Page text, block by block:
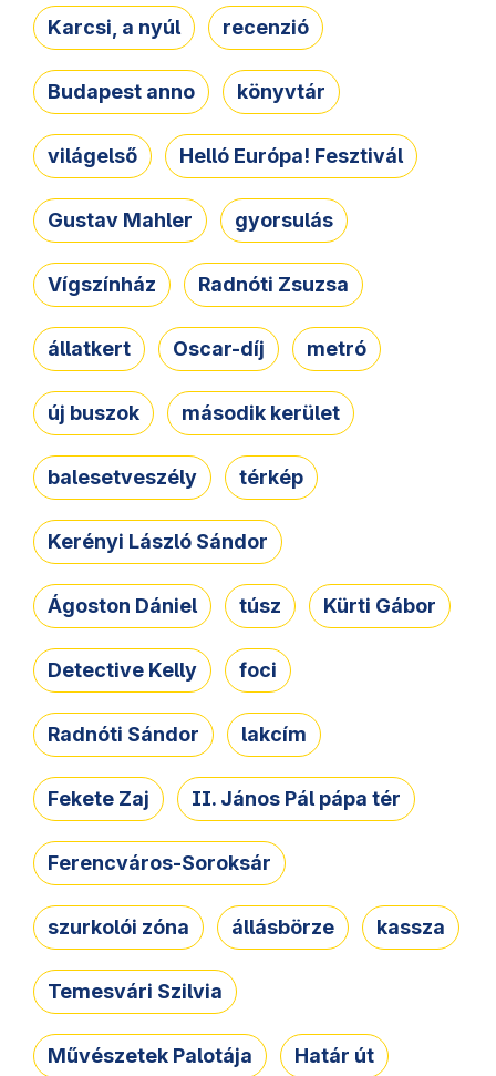
Karcsi, a nyúl recenzió
Budapest anno könyvtár
világelső Helló Európa! Fesztivál
Gustav Mahler gyorsulás
Vígszínház Radnóti Zsuzsa
állatkert Oscar-díj metró
új buszok második kerület
balesetveszély térkép
Kerényi László Sándor
Ágoston Dániel túsz Kürti Gábor
Detective Kelly foci
Radnóti Sándor lakcím
Fekete Zaj II. János Pál pápa tér
Ferencváros-Soroksár
szurkolói zóna állásbörze kassza
Temesvári Szilvia
Művészetek Palotája Határ út